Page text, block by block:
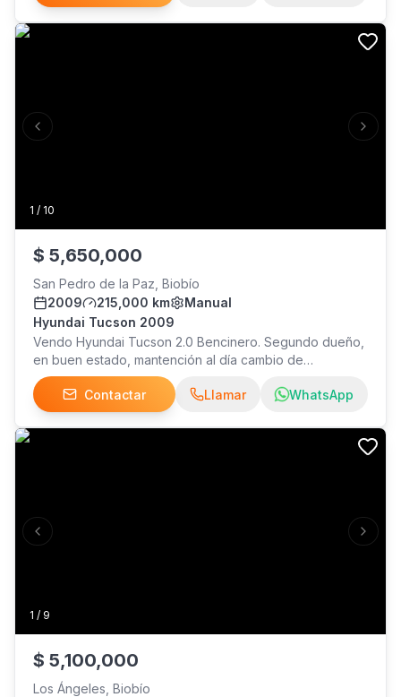
ABS, Velocidad crucero, Android auto/Car play, caja 6ta,
comandos al volante, etc. LLAMAR AL:
1 / 10
Previous slide Next
$ 5,650,000
San Pedro de la Paz, Biobío
2009
215,000 km
Manual
Hyundai Tucson 2009
Vendo Hyundai Tucson 2.0 Bencinero. Segundo dueño,
en buen estado, mantención al día cambio de
distribución recién realizado. detalles por el año. Mayor
información alContactar Llamar WhatsApp
1 / 9
Previous slide Next
$ 5,100,000
Los Ángeles, Biobío